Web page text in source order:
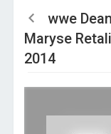
wwe
Maryse
2014